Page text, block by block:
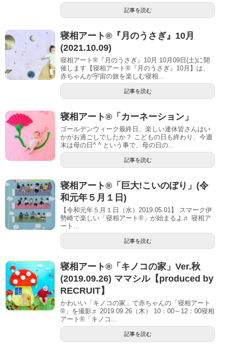
記事を読む
寝相アート®︎『月のうさぎ』10月
(2021.10.09)
寝相アート®『月のうさぎ』10月 10月09日(土)に開
催します【寝相アート®︎『月のうさぎ』10月】は、
赤ちゃんが宇宙の旅を楽しむ寝相...
記事を読む
寝相アート®「カーネーション」
ゴールデンウィーク最終日、楽しい連休皆さんはい
かがお過ごしでしたか？ こどもの日も終わり、今週
末は母の日^ ^ という事で、母の日の...
記事を読む
寝相アート®「巨大!こいのぼり」(令
和元年５月１日)
【令和元年５月１日（水）2019.05.01】 スマーク伊
勢崎で楽しい「寝相アート®」が始まるよ♬ 寝相ア
ート...
記事を読む
寝相アート®「キノコの家」Ver.秋
(2019.09.26) ママシル【produced by
RECRUIT】
かわいい「キノコの家」で赤ちゃんの「寝相アート
®」を撮影♬ 2019.09.26（木） 10：00～12：00寝相
アート®「キノコ...
記事を読む